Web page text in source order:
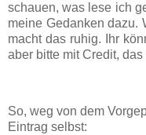
schauen, was lese ich
meine Gedanken dazu.
macht das ruhig. Ihr
aber bitte mit Credit,
So, weg von dem
Eintrag selbst: